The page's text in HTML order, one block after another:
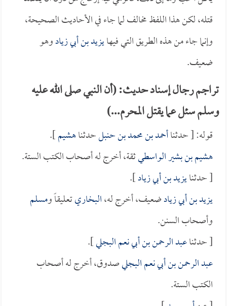
قتله، لكن هذا اللفظ مخالف لما جاء في الأحاديث الصحيحة،
وإنما جاء من هذه الطريق التي فيهايزيد بن أبي زيادوهو
ضعيف.
تراجم رجال إسناد حديث: (أن النبي صلى الله عليه
وسلم سئل عما يقتل المحرم...)
قوله: [ حدثناأحمد بن محمد بن حنبلحدثناهشيم].
هشيم بن بشير الواسطيثقة، أخرج له أصحاب الكتب الستة.
[ حدثنايزيد بن أبي زياد].
يزيد بن أبي زيادضعيف، أخرج له،البخاريتعليقاً ومسلم
وأصحاب السنن.
[ حدثناعبد الرحمن بن أبي نعم البجلي].
عبد الرحمن بن أبي نعم البجليصدوق، أخرج له أصحاب
الكتب الستة.